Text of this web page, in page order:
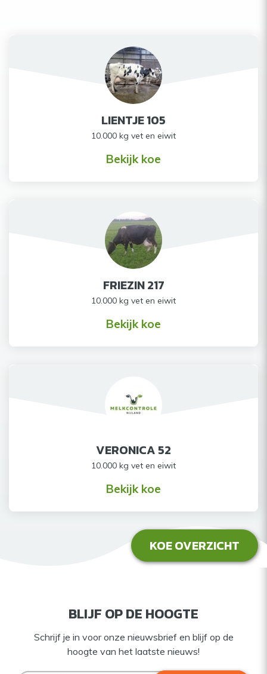
LIENTJE 105
10.000 kg vet en eiwit
Bekijk koe
FRIEZIN 217
10.000 kg vet en eiwit
Bekijk koe
VERONICA 52
10.000 kg vet en eiwit
Bekijk koe
KOE OVERZICHT
BLIJF OP DE HOOGTE
Schrijf je in voor onze nieuwsbrief en blijf op de
hoogte van het laatste nieuws!